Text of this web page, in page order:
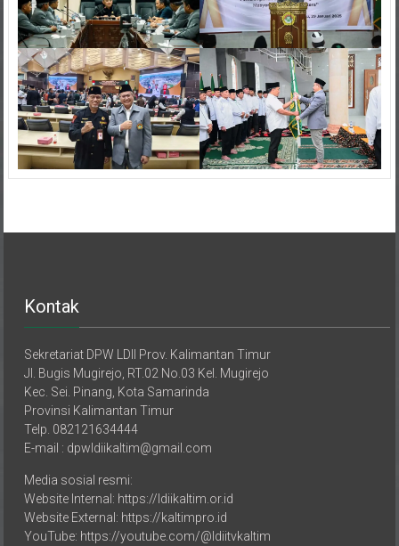
Kontak
Sekretariat DPW LDII Prov. Kalimantan Timur
Jl. Bugis Mugirejo, RT.02 No.03 Kel. Mugirejo
Kec. Sei. Pinang, Kota Samarinda
Provinsi Kalimantan Timur
Telp. 082121634444
Media sosial resmi:
Website Internal: https://ldiikaltim.or.id
Website External: https://kaltimpro.id